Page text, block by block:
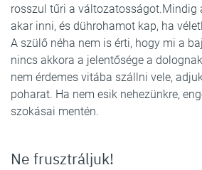
rosszul tűri a változatosságot.Mindig
akar inni, és dührohamot kap, ha
A szülő néha nem is érti, hogy mi a
nincs akkora a jelentősége a
nem érdemes vitába szállni vele,
poharat. Ha nem esik nehezünkre,
szokásai mentén.
Ne frusztráljuk!